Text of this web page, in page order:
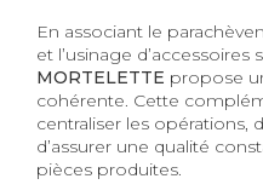
En associant le
et l’usinage d’accessoires
MORTELETTE propose
cohérente. Cette
centraliser les opérations,
d’assurer une qualité
pièces produites.